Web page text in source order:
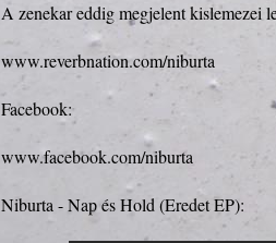
A zenekar eddig megjelent kislemezei
www.reverbnation.com/niburta
Facebook:
www.facebook.com/niburta
Niburta - Nap és Hold (Eredet EP):